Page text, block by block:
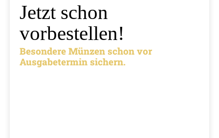
Jetzt schon
vorbestellen!
Besondere Münzen schon vor
Ausgabetermin sichern.